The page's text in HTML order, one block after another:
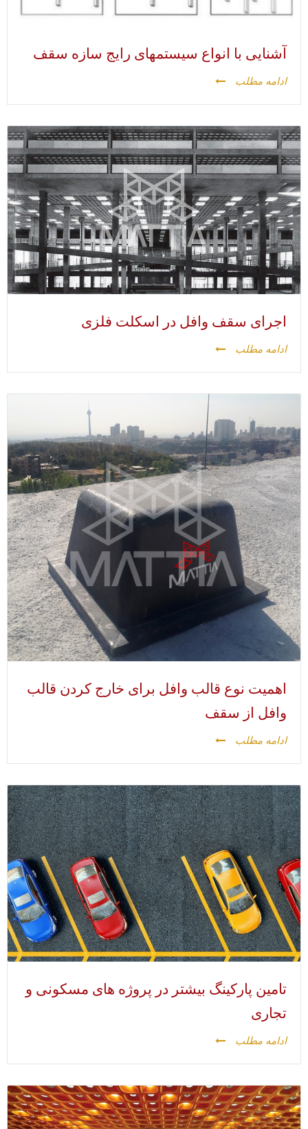
آشنایی با انواع سیستمهای رایج سازه سقف
ادامه مطلب
اجرای سقف وافل در اسکلت فلزی
ادامه مطلب
اهمیت نوع قالب وافل برای خارج کردن قالب
وافل از سقف
ادامه مطلب
تامین پارکینگ بیشتر در پروژه های مسکونی و
تجاری
ادامه مطلب